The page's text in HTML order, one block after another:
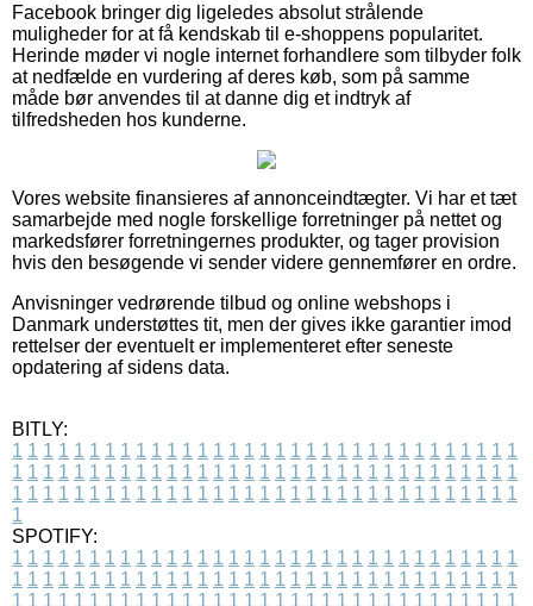
Facebook bringer dig ligeledes absolut strålende
muligheder for at få kendskab til e-shoppens popularitet.
Herinde møder vi nogle internet forhandlere som tilbyder folk
at nedfælde en vurdering af deres køb, som på samme
måde bør anvendes til at danne dig et indtryk af
tilfredsheden hos kunderne.
Vores website finansieres af annonceindtægter. Vi har et tæt
samarbejde med nogle forskellige forretninger på nettet og
markedsfører forretningernes produkter, og tager provision
hvis den besøgende vi sender videre gennemfører en ordre.
Anvisninger vedrørende tilbud og online webshops i
Danmark understøttes tit, men der gives ikke garantier imod
rettelser der eventuelt er implementeret efter seneste
opdatering af sidens data.
BITLY:
1 1 1 1 1 1 1 1 1 1 1 1 1 1 1 1 1 1 1 1 1 1 1 1 1 1 1 1 1 1 1 1 1
1 1 1 1 1 1 1 1 1 1 1 1 1 1 1 1 1 1 1 1 1 1 1 1 1 1 1 1 1 1 1 1 1
1 1 1 1 1 1 1 1 1 1 1 1 1 1 1 1 1 1 1 1 1 1 1 1 1 1 1 1 1 1 1 1 1
1
SPOTIFY:
1 1 1 1 1 1 1 1 1 1 1 1 1 1 1 1 1 1 1 1 1 1 1 1 1 1 1 1 1 1 1 1 1
1 1 1 1 1 1 1 1 1 1 1 1 1 1 1 1 1 1 1 1 1 1 1 1 1 1 1 1 1 1 1 1 1
1 1 1 1 1 1 1 1 1 1 1 1 1 1 1 1 1 1 1 1 1 1 1 1 1 1 1 1 1 1 1 1 1